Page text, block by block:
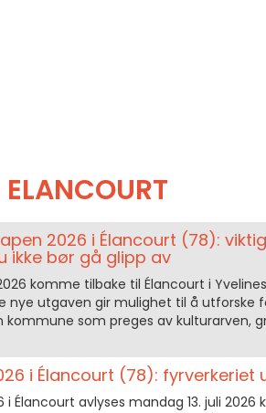
ELANCOURT
2026 i Élancourt (78):
ikke bør gå glipp av
komme tilbake til Élancourt i
nye utgaven gir mulighet til å utforske
kommune som preges av kulturarven,
i Élancourt (78):
i Élancourt avlyses mandag 13. juli 2026